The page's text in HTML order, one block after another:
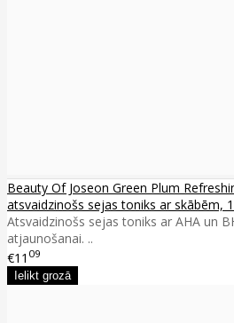
Beauty Of Joseon Green Plum
atsvaidzinošs sejas toniks ar skābēm,
Atsvaidzinošs sejas toniks ar AHA un
atjaunošanai. ..
€11 09